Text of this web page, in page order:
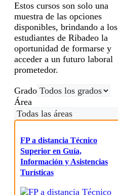
Estos cursos son solo una
muestra de las opciones
disponibles, brindando a los
estudiantes de Ribadeo la
oportunidad de formarse y
acceder a un futuro laboral
prometedor.
Grado
Área
FP a distancia Técnico
Superior en Guía,
Información y Asistencias
Turísticas